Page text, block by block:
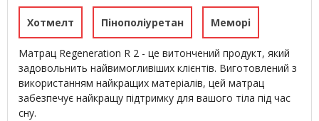
Хотмелт Пінополіуретан Меморі
Матрац Regeneration R 2 - це витончений продукт, який
задовольнить найвимогливіших клієнтів. Виготовлений з
використанням найкращих матеріалів, цей матрац
забезпечує найкращу підтримку для вашого тіла під час
сну.